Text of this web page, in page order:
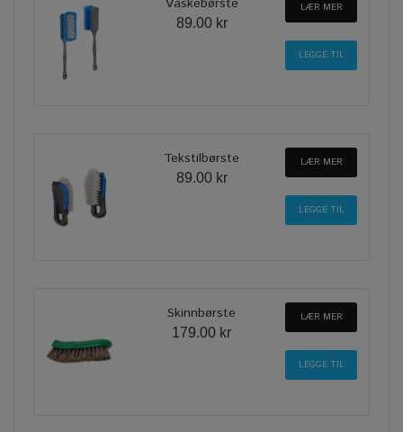
89.00 kr
LÆR MER
Tekstilbørste
89.00 kr
LÆR MER
Skinnbørste
179.00 kr
LÆR MER